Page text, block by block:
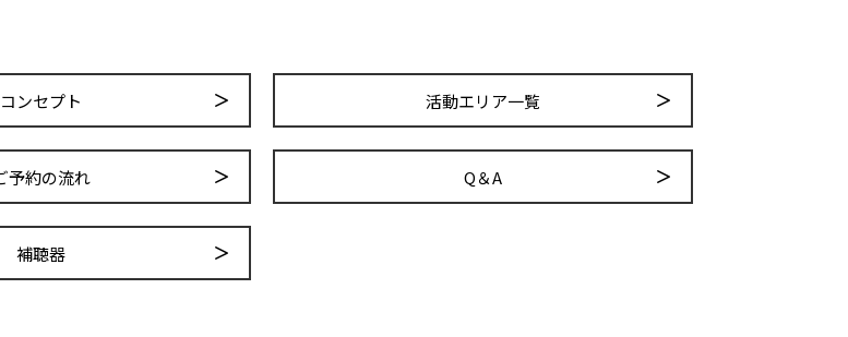
コンセプト 活動エリア一覧
予約の流れ Q＆A
補聴器